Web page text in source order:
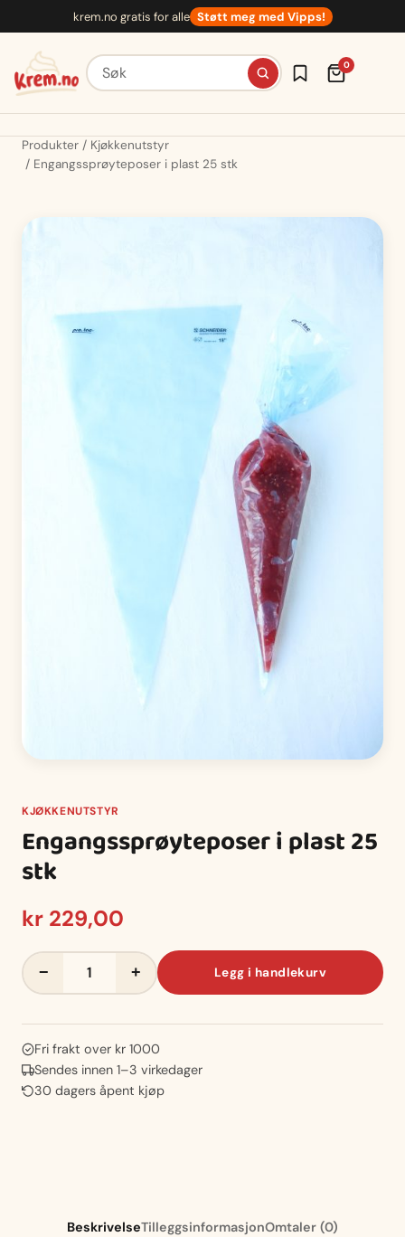
innhold
krem.no gratis for alle Støtt meg med Vipps!
Søk etter oppskrifter 0
Produkter
Kjøkkenutstyr
Engangssprøyteposer i plast 25 stk
KJØKKENUTSTYR
Engangssprøyteposer i plast 25
stk
kr 229,00
Engangssprøyteposer
i
25
stk
antall
− + Legg i handlekurv
Fri frakt over kr 1000
Sendes innen 1–3 virkedager
30 dagers åpent kjøp
BeskrivelseTilleggsinformasjonOmtaler (0)